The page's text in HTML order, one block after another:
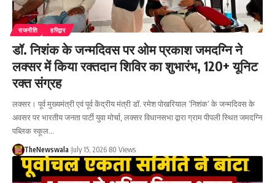
राजनीति हरिद्वार
डॉ. निशंक के जन्मदिवस पर ओम प्रकाश जमदग्नि ने
लक्सर में किया रक्तदान शिविर का शुभारंभ, 120+ यूनिट
रक्त संग्रह
लक्सर। पूर्व मुख्यमंत्री एवं पूर्व केंद्रीय मंत्री डॉ. रमेश पोखरियाल ‘निशंक’ के जन्मदिवस के
अवसर पर भारतीय जनता पार्टी युवा मोर्चा, लक्सर विधानसभा द्वारा ग्राम पीपली स्थित जमदग्नि
पब्लिक स्कूल…
TheNewswala July 15, 2026 80 Views